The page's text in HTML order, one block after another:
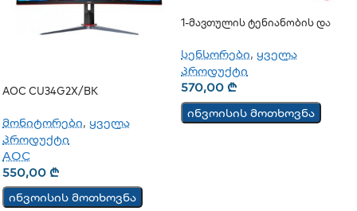
AOC CU34G2X/BK
მონიტორები, ყველა
პროდუქტი
AOC
550,00 ₾
ინვოისის მოთხოვნა
1-Მავთულის Ტენიანობის Და
TSH202
სენსორები, ყველა
პროდუქტი
570,00 ₾
ინვოისის მოთხოვნა